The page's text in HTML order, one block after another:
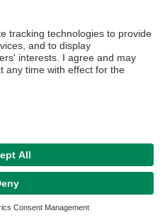
präsentiert wurden, stellte
über graduelle
wurde mit einem von Wiley
- herzlichen
Hausordnung
Sitemap